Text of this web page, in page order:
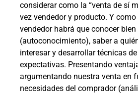
considerar como la “venta de sí
vez vendedor y producto. Y
vendedor habrá que conocer
(autoconocimiento), saber a
interesar y desarrollar técnicas
expectativas. Presentando
argumentando nuestra venta en
necesidades del comprador